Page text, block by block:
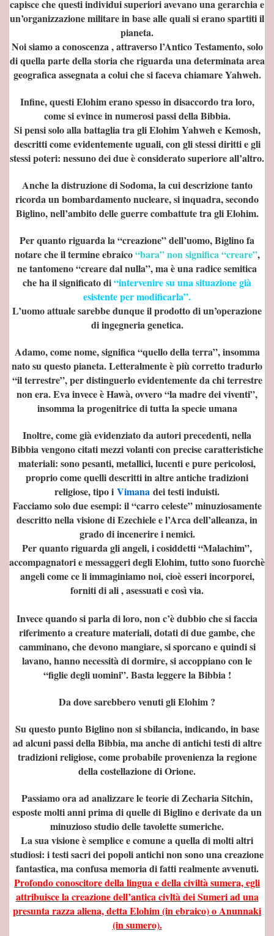
capisce che questi individui superiori avevano una gerarchia e
un’organizzazione militare in base alle quali si erano spartiti il
pianeta.
Noi siamo a conoscenza , attraverso l’Antico Testamento, solo
di quella parte della storia che riguarda una determinata area
geografica assegnata a colui che si faceva chiamare Yahweh.
Infine, questi Elohim erano spesso in disaccordo tra loro,
come si evince in numerosi passi della Bibbia.
Si pensi solo alla battaglia tra gli Elohim Yahweh e Kemosh,
descritti come evidentemente uguali, con gli stessi diritti e gli
stessi poteri: nessuno dei due è considerato superiore all’altro.
Anche la distruzione di Sodoma, la cui descrizione tanto
ricorda un bombardamento nucleare, si inquadra, secondo
Biglino, nell’ambito delle guerre combattute tra gli Elohim.
Per quanto riguarda la “creazione” dell’uomo, Biglino fa
notare che il termine ebraico“bara” non significa “creare”,
ne tantomeno “creare dal nulla”, ma è una radice semitica
che ha il significato di“intervenire su una situazione già
esistente per modificarla”.
L’uomo attuale sarebbe dunque il prodotto di un’operazione
di ingegneria genetica.
Adamo, come nome, significa “quello della terra”, insomma
nato su questo pianeta. Letteralmente è più corretto tradurlo
“il terrestre”, per distinguerlo evidentemente da chi terrestre
non era. Eva invece è Hawà, ovvero “la madre dei viventi”,
insomma la progenitrice di tutta la specie umana
Inoltre, come già evidenziato da autori precedenti, nella
Bibbia vengono citati mezzi volanti con precise caratteristiche
materiali: sono pesanti, metallici, lucenti e pure pericolosi,
proprio come quelli descritti in altre antiche tradizioni
religiose, tipo i Vimana dei testi induisti.
Facciamo solo due esempi: il “carro celeste” minuziosamente
descritto nella visione di Ezechiele e l’Arca dell’alleanza, in
grado di incenerire i nemici.
Per quanto riguarda gli angeli, i cosiddetti “Malachim”,
accompagnatori e messaggeri degli Elohim, tutto sono fuorchè
angeli come ce li immaginiamo noi, cioè esseri incorporei,
forniti di ali , asessuati e così via.
Invece quando si parla di loro, non c’è dubbio che si faccia
riferimento a creature materiali, dotati di due gambe, che
camminano, che devono mangiare, si sporcano e quindi si
lavano, hanno necessità di dormire, si accoppiano con le
“figlie degli uomini”. Basta leggere la Bibbia !
Da dove sarebbero venuti gli Elohim ?
Su questo punto Biglino non si sbilancia, indicando, in base
ad alcuni passi della Bibbia, ma anche di antichi testi di altre
tradizioni religiose, come probabile provenienza la regione
della costellazione di Orione.
Passiamo ora ad analizzare le teorie di Zecharia Sitchin,
esposte molti anni prima di quelle di Biglino e derivate da un
minuzioso studio delle tavolette sumeriche.
La sua visione è semplice e comune a quella di molti altri
studiosi: i testi sacri dei popoli antichi non sono una creazione
fantastica, ma confusa memoria di fatti realmente avvenuti.
Profondo conoscitore della lingua e della civiltà sumera, egli
attribuisce la creazione dell’antica civltà dei Sumeri ad una
presunta razza aliena, detta Elohim (in ebraico) o Anunnaki
(in sumero).
DEI
DEL MONDO
origini -